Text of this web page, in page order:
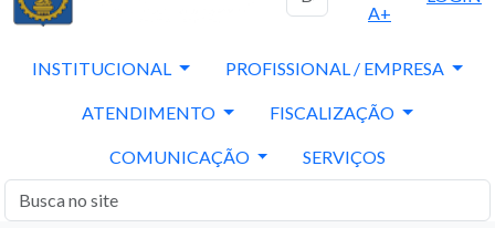
A+
INSTITUCIONAL PROFISSIONAL / EMPRESA
ATENDIMENTO FISCALIZAÇÃO
COMUNICAÇÃO SERVIÇOS